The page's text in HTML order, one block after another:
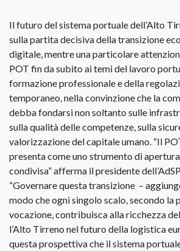
Il futuro del sistema portuale dell’Alto
sulla partita decisiva della transizione
digitale, mentre una particolare
POT fin da subito ai temi del lavoro
formazione professionale e della
temporaneo, nella convinzione che la
debba fondarsi non soltanto sulle
sulla qualità delle competenze, sulla
valorizzazione del capitale umano. “Il
presenta come uno strumento di
condivisa” afferma il presidente
“Governare questa transizione –
modo che ogni singolo scalo, secondo la
vocazione, contribuisca alla ricchezza
l’Alto Tirreno nel futuro della logistica
questa prospettiva che il sistema